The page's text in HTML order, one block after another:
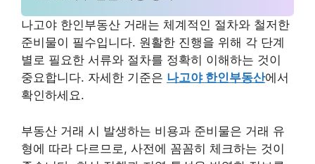
나고야 한인부동산 거래는 체계적인 절차와 철저한
준비물이 필수입니다. 원활한 진행을 위해 각 단계
별로 필요한 서류와 절차를 정확히 이해하는 것이
중요합니다. 자세한 기준은 나고야 한인부동산에서
확인하세요.
부동산 거래 시 발생하는 비용과 준비물은 거래 유
형에 따라 다르므로, 사전에 꼼꼼히 체크하는 것이